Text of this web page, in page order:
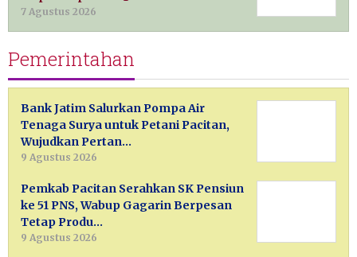
7 Agustus 2026
Pemerintahan
Bank Jatim Salurkan Pompa Air
Tenaga Surya untuk Petani Pacitan,
Wujudkan Pertan…
9 Agustus 2026
Pemkab Pacitan Serahkan SK Pensiun
ke 51 PNS, Wabup Gagarin Berpesan
Tetap Produ…
9 Agustus 2026